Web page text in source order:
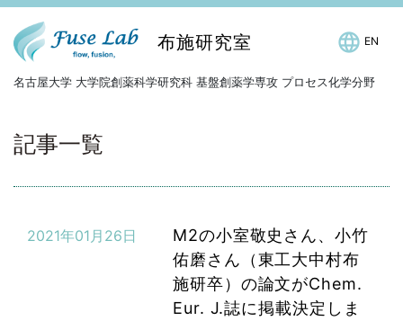
布施研究室 EN
名古屋大学 大学院創薬科学研究科 基盤創薬学専攻 プロセス化学分野
記事一覧
2021年01月26日
M2の小室敬史さん、小竹
佑磨さん（東工大中村布
施研卒）の論文がChem.
Eur. J.誌に掲載決定しま